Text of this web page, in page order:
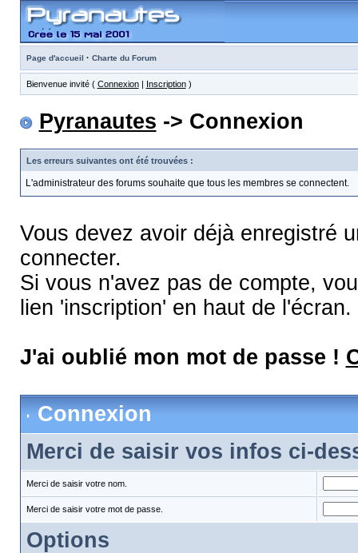
Page d'accueil · Charte du Forum
Bienvenue invité ( Connexion| Inscription)
Pyranautes -> Connexion
Les erreurs suivantes ont été trouvées :
L'administrateur des forums souhaite que tous les membres se connectent.
Vous devez avoir déjà enregistré
connecter.
Si vous n'avez pas de compte,
lien 'inscription' en haut de l'écran.
J'ai oublié mon mot de passe !
Connexion
Merci de saisir vos infos ci-
Merci de saisir votre nom.
Merci de saisir votre mot de passe.
Options